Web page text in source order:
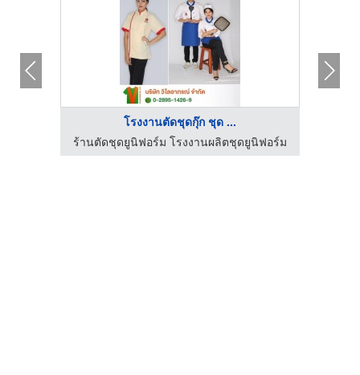
โรงงานตัดชุดกุ๊ก ชุด ...
ร้านตัดชุดยูนิฟอร์ม โรงงานผลิตชุดยูนิฟอร์ม